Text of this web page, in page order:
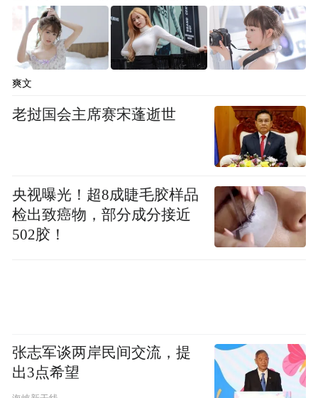
爽文
老挝国会主席赛宋蓬逝世
央视曝光！超8成睫毛胶样品
检出致癌物，部分成分接近
502胶！
张志军谈两岸民间交流，提
出3点希望